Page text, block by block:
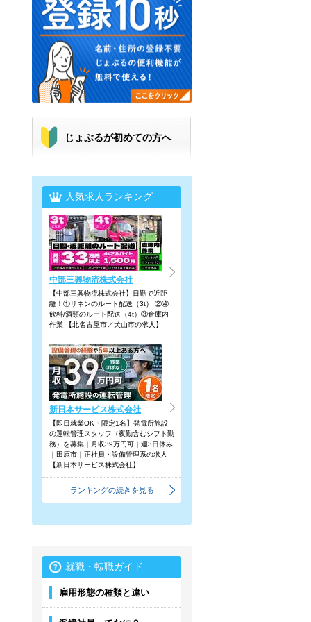
じょぶるが初めての方へ
人気求人ランキング
中部三興物流株式会社
【中部三興物流株式会社】日勤で近距
離！①リネンのルート配送（3t） ②④
飲料/酒類のルート配送（4t）③倉庫内
作業 【北名古屋市／犬山市の求人】
新日本サービス株式会社
【即日就業OK・限定1名】発電所施設
の運転管理スタッフ（夜勤含むシフト勤
務）を募集｜月収39万円可｜週3日休み
｜田原市｜正社員・設備管理系の求人
【新日本サービス株式会社】
ランキングの続きを見る
就職・転職ガイド
雇用形態の種類と違い